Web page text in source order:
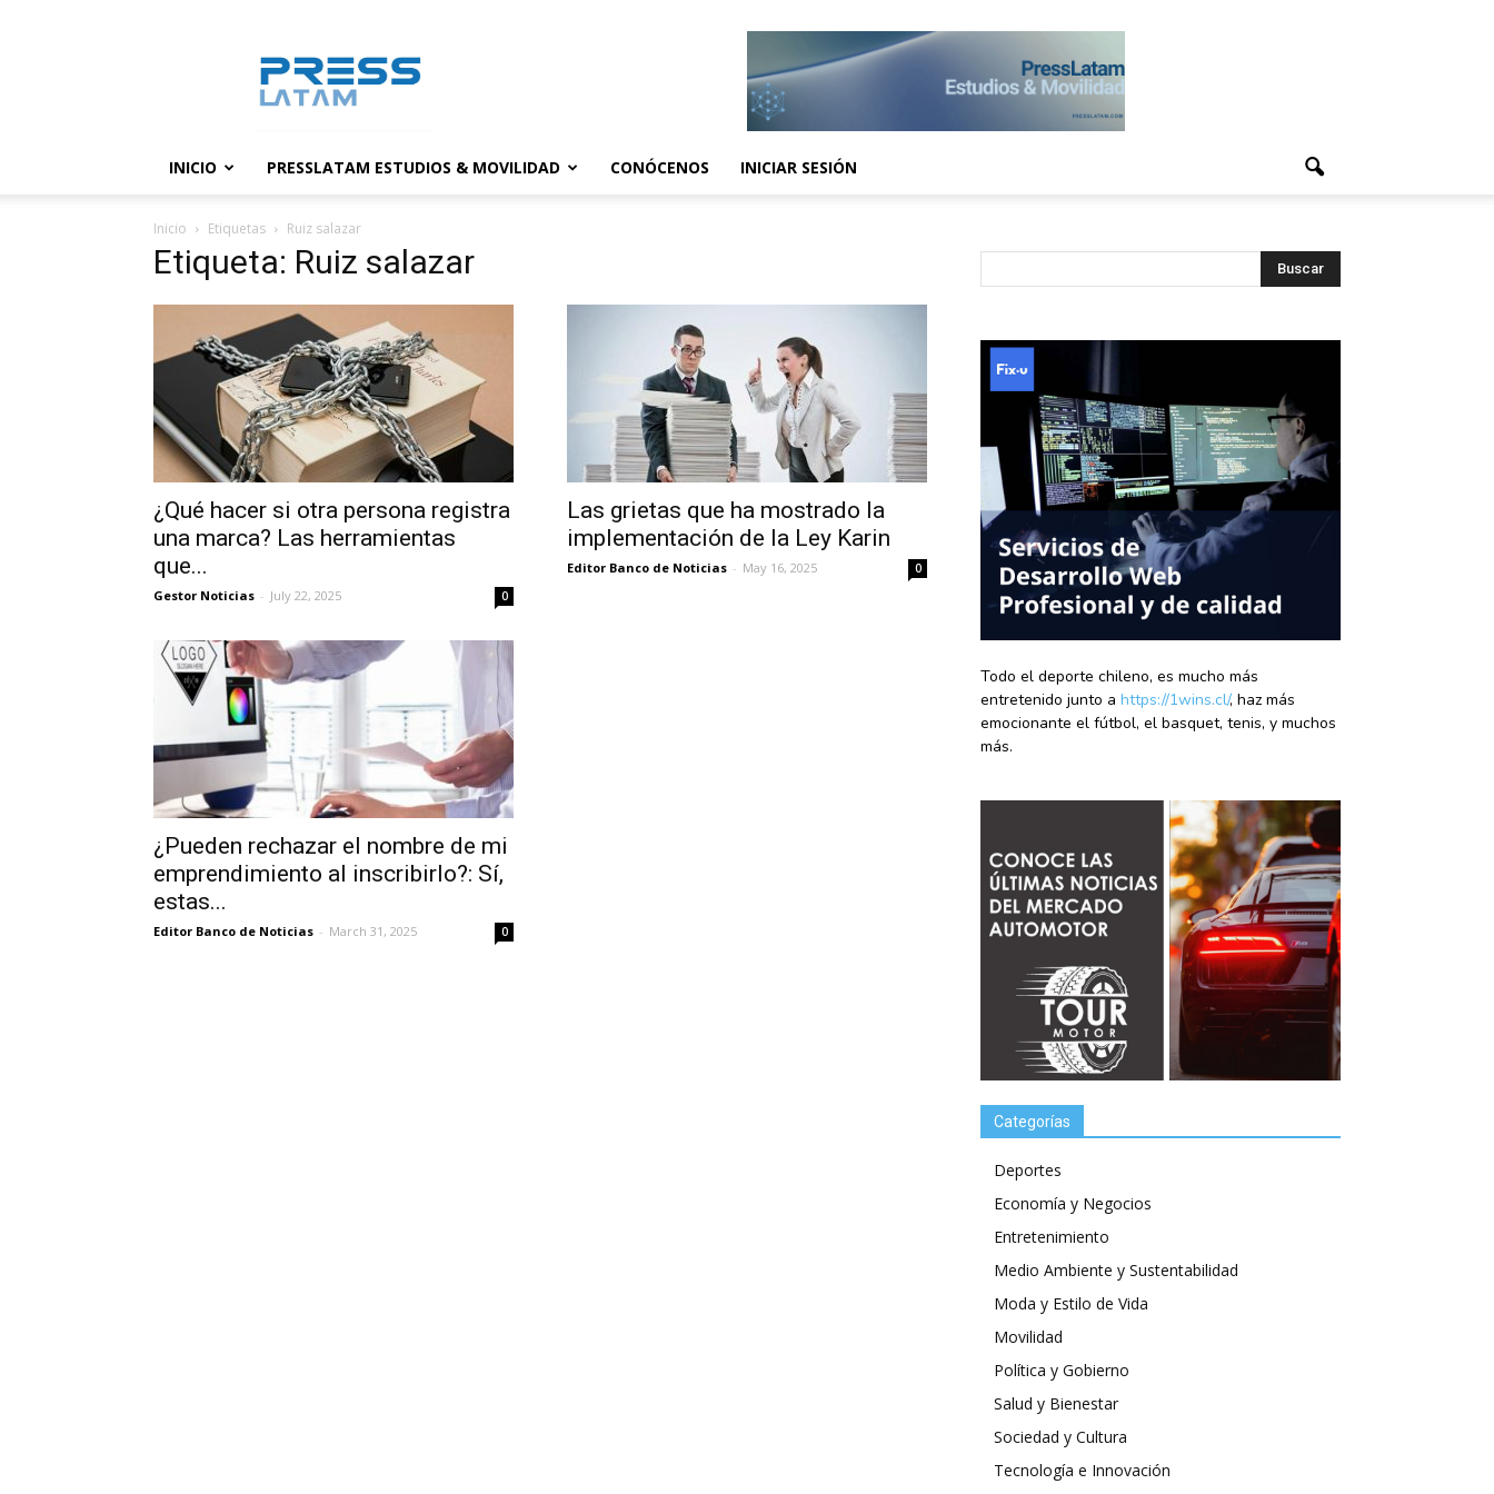
noticias
INICIO PRESSLATAM ESTUDIOS & MOVILIDAD CONÓCENOS INICIAR SESIÓN
Inicio Etiquetas Ruiz salazar
Etiqueta: Ruiz salazar
¿Qué hacer si otra persona registra
una marca? Las herramientas
que...
Gestor Noticias - July 22, 2025 0
Las grietas que ha mostrado la
implementación de la Ley Karin
Editor Banco de Noticias - May 16, 2025 0
¿Pueden rechazar el nombre de mi
emprendimiento al inscribirlo?: Sí,
estas...
Editor Banco de Noticias - March 31, 2025 0
Todo el deporte chileno, es mucho más
entretenido junto a https://1wins.cl/, haz más
emocionante el fútbol, el basquet, tenis, y muchos
más.
Categorías
Deportes
Economía y Negocios
Entretenimiento
Medio Ambiente y Sustentabilidad
Moda y Estilo de Vida
Movilidad
Política y Gobierno
Salud y Bienestar
Sociedad y Cultura
Tecnología e Innovación